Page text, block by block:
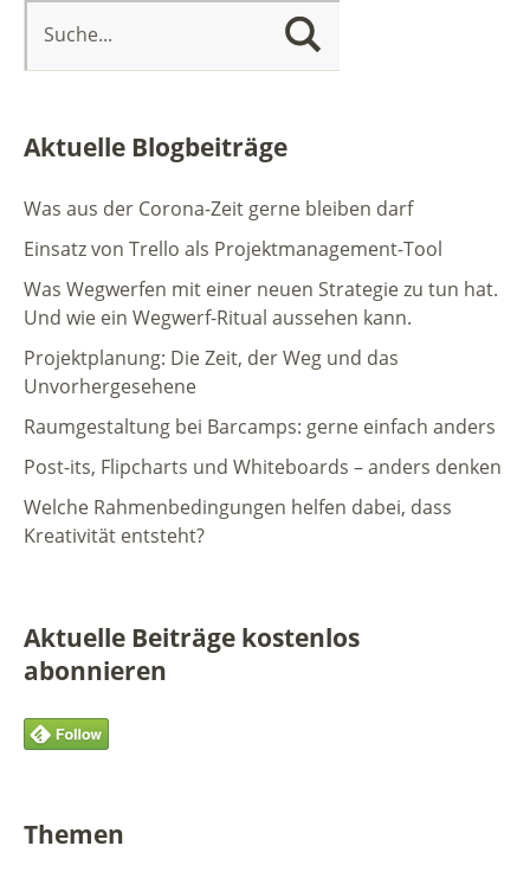
Aktuelle Blogbeiträge
Was aus der Corona-Zeit gerne bleiben darf
Einsatz von Trello als Projektmanagement-Tool
Was Wegwerfen mit einer neuen Strategie zu tun hat.
Und wie ein Wegwerf-Ritual aussehen kann.
Projektplanung: Die Zeit, der Weg und das
Unvorhergesehene
Raumgestaltung bei Barcamps: gerne einfach anders
Post-its, Flipcharts und Whiteboards – anders denken
Welche Rahmenbedingungen helfen dabei, dass
Kreativität entsteht?
Aktuelle Beiträge kostenlos
abonnieren
Themen